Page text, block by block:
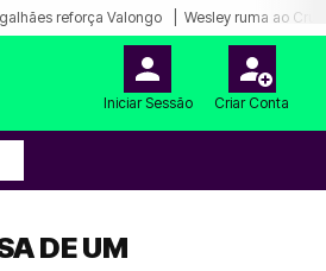
reforça Valongo Wesley ruma ao
Iniciar Sessão Criar Conta
DE UM